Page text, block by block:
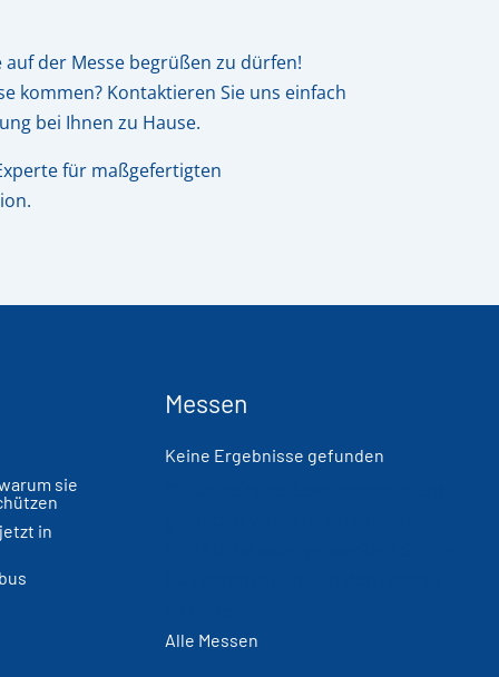
der Messe begrüßen zu dürfen!
kommen? Kontaktieren Sie uns einfach
bei Ihnen zu Hause.
für maßgefertigten
sie
in
Messen
Keine Ergebnisse gefunden
Alle Messen